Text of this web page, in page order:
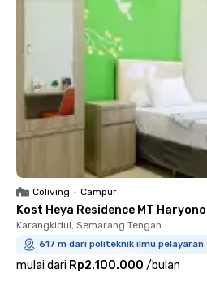
Coliving • Campur
Kost Heya Residence MT
Karangkidul, Semarang Tengah
617 m dari politeknik ilmu pelayaran
mulai dari Rp2.100.000 /bulan